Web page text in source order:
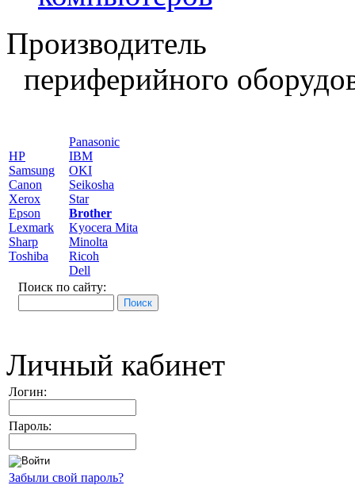
Производитель
периферийного
HP
Samsung
Canon
Xerox
Epson
Lexmark
Sharp
Toshiba
Panasonic
IBM
OKI
Seikosha
Star
Brother
Kyocera Mita
Minolta
Ricoh
Dell
Поиск по сайту:
Личный кабинет
Логин:
Пароль:
Забыли свой пароль?